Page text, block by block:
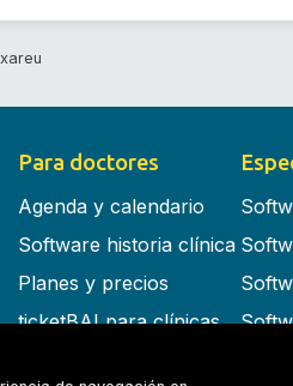
Para doctores
Agenda y calendario
Software historia clínica
Planes y precios
ticketBAI para clínicas